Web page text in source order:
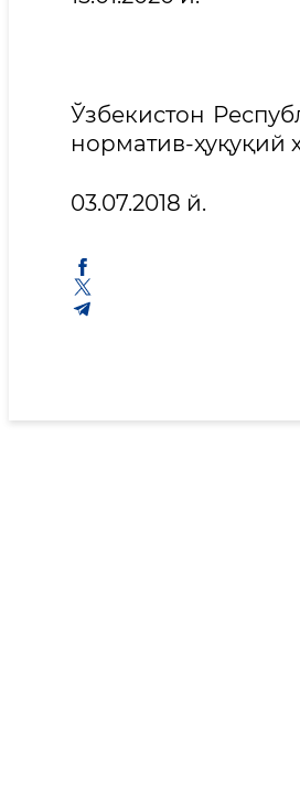
Ўзбекистон
норматив-ҳуқуқий